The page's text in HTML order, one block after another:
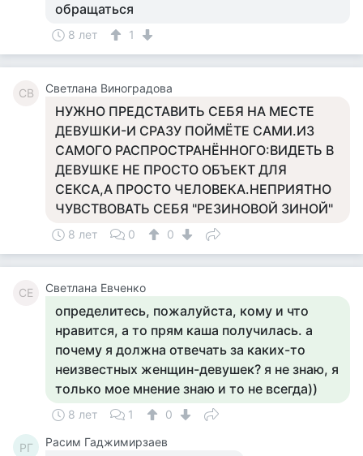
обращаться
8 лет 1
СВ Светлана Виноградова
НУЖНО ПРЕДСТАВИТЬ СЕБЯ НА МЕСТЕ
ДЕВУШКИ-И СРАЗУ ПОЙМЁТЕ САМИ.ИЗ
САМОГО РАСПРОСТРАНЁННОГО:ВИДЕТЬ В
ДЕВУШКЕ НЕ ПРОСТО ОБЪЕКТ ДЛЯ
СЕКСА,А ПРОСТО ЧЕЛОВЕКА.НЕПРИЯТНО
ЧУВСТВОВАТЬ СЕБЯ "РЕЗИНОВОЙ ЗИНОЙ"
8 лет 0 0
СЕ Светлана Евченко
определитесь, пожалуйста, кому и что
нравится, а то прям каша получилась. а
почему я должна отвечать за каких-то
неизвестных женщин-девушек? я не знаю, я
только мое мнение знаю и то не всегда))
8 лет 1 0
РГ Расим Гаджимирзаев